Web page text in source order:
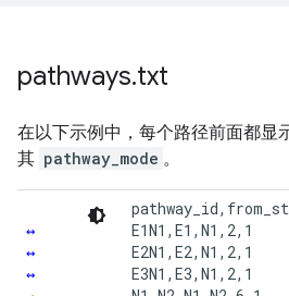
pathways.txt
在以下示例中，每个路径前面都显
其 pathway_mode 。
↔
↔
↔
E1N1,E1,N1,2,1
E2N1,E2,N1,2,1
E3N1,E3,N1,2,1